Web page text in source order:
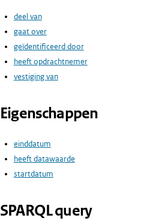
deel van
gaat over
geïdentificeerd door
heeft opdrachtnemer
vestiging van
Eigenschappen
einddatum
heeft datawaarde
startdatum
SPARQL query